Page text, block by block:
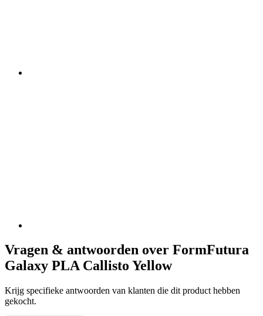
Vragen & antwoorden over FormFutura
Galaxy PLA Callisto Yellow
Krijg specifieke antwoorden van klanten die dit product hebben
gekocht.